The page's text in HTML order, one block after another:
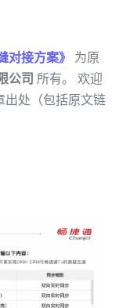
对接方案》 为原
公司 所有。 欢迎
出处（包括原文链